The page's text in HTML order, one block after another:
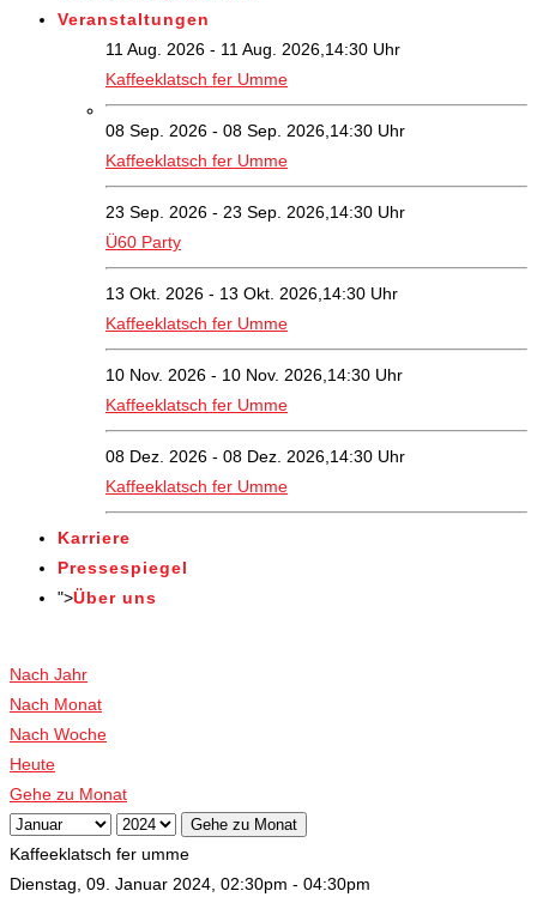
Veranstaltungen
11 Aug. 2026 - 11 Aug. 2026,14:30 Uhr
Kaffeeklatsch fer Umme
08 Sep. 2026 - 08 Sep. 2026,14:30 Uhr
Kaffeeklatsch fer Umme
23 Sep. 2026 - 23 Sep. 2026,14:30 Uhr
Ü60 Party
13 Okt. 2026 - 13 Okt. 2026,14:30 Uhr
Kaffeeklatsch fer Umme
10 Nov. 2026 - 10 Nov. 2026,14:30 Uhr
Kaffeeklatsch fer Umme
08 Dez. 2026 - 08 Dez. 2026,14:30 Uhr
Kaffeeklatsch fer Umme
Karriere
Pressespiegel
">Über uns
Nach Jahr
Nach Monat
Nach Woche
Heute
Gehe zu Monat
Gehe zu Monat
Kaffeeklatsch fer umme
Dienstag, 09. Januar 2024, 02:30pm - 04:30pm